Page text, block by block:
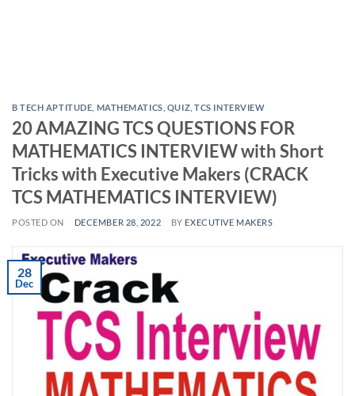
B TECH APTITUDE MATHEMATICS QUIZ ,TCS INTERVIEW
20 AMAZING TCS QUESTIONS FOR
MATHEMATICS INTERVIEW with Short
Tricks with Executive Makers (CRACK
TCS MATHEMATICS INTERVIEW)
POSTED ON DECEMBER 28, 2022 BY EXECUTIVE MAKERS
28
Dec